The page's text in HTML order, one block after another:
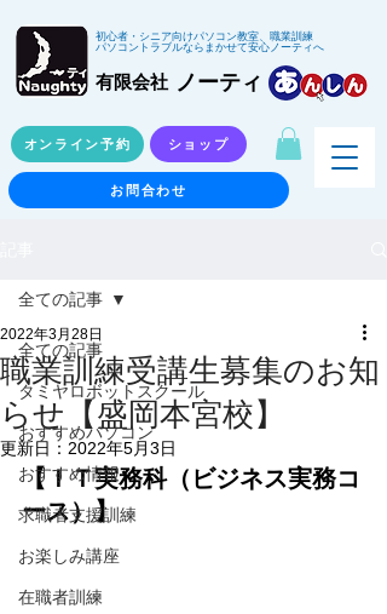
初心者・シニア向けパソコン教室、職業訓練
パソコントラブルならまかせて安心ノーティへ
有限会社 ノーティ
オンライン予約 ショップ
お問合わせ
全ての記事
タミヤロボットスクール
おすすめパソコン
おすすめ情報
求職者支援訓練
お楽しみ講座
在職者訓練
全ての記事
職業訓練受講生募集のお知
らせ【盛岡本宮校】
2022年3月28日
更新日： 2022年5月3日
【ＩＴ実務科（ビジネス実務コ
ース）】